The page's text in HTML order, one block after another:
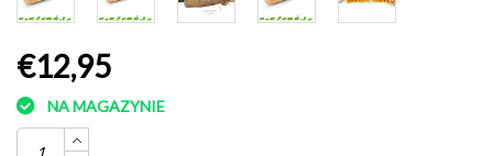
€12,95
NA MAGAZYNIE